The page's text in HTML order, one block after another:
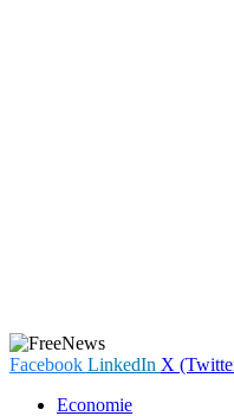
Facebook LinkedIn X
Economie